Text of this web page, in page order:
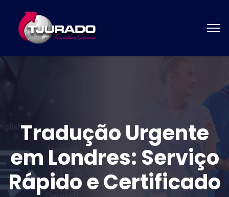
Tradução Urgente
em Londres: Serviço
Rápido e Certificado